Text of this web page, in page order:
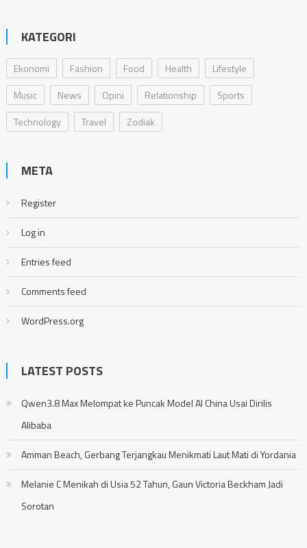
KATEGORI
Ekonomi Fashion Food Health
Lifestyle
Music
News Opini Relationship
Sports
Technology
Travel Zodiak
META
Register
Log in
Entries feed
Comments feed
WordPress.org
LATEST POSTS
Qwen3.8 Max Melompat ke Puncak Model AI China Usai Dirilis
Alibaba
Amman Beach, Gerbang Terjangkau Menikmati Laut Mati di Yordania
Melanie C Menikah di Usia 52 Tahun, Gaun Victoria Beckham Jadi
Sorotan